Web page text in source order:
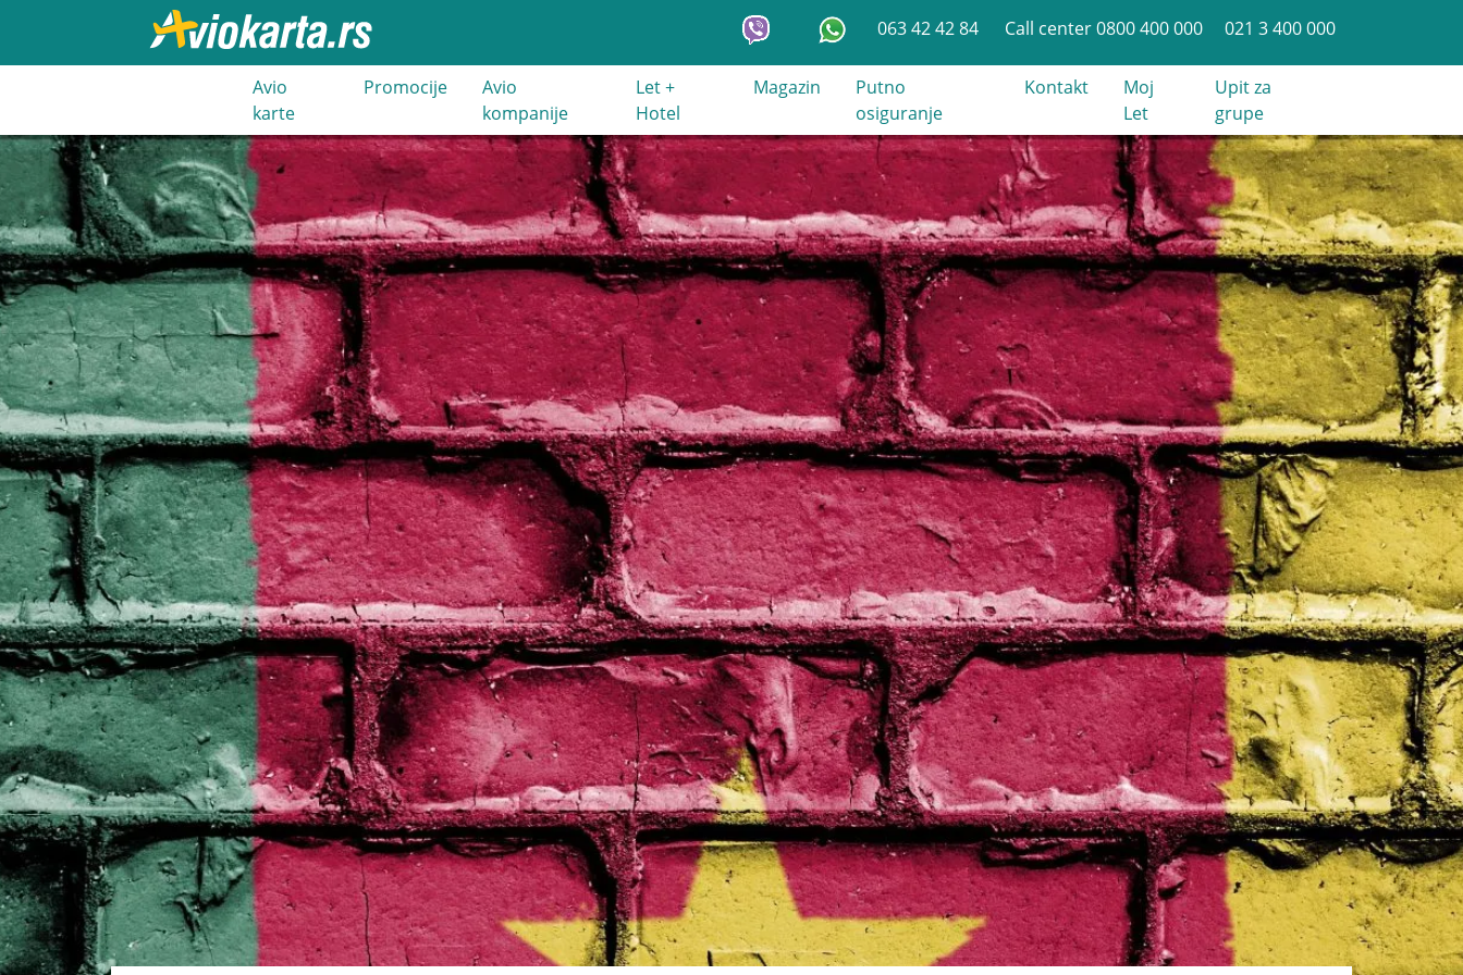
063 42 42 84 Call center 0800 400 000 021 3 400 000
Avio
karte
Promocije
Avio
kompanije
Let +
Hotel
Magazin
Putno
osiguranje
Kontakt
Moj
Let
Upit za
grupe